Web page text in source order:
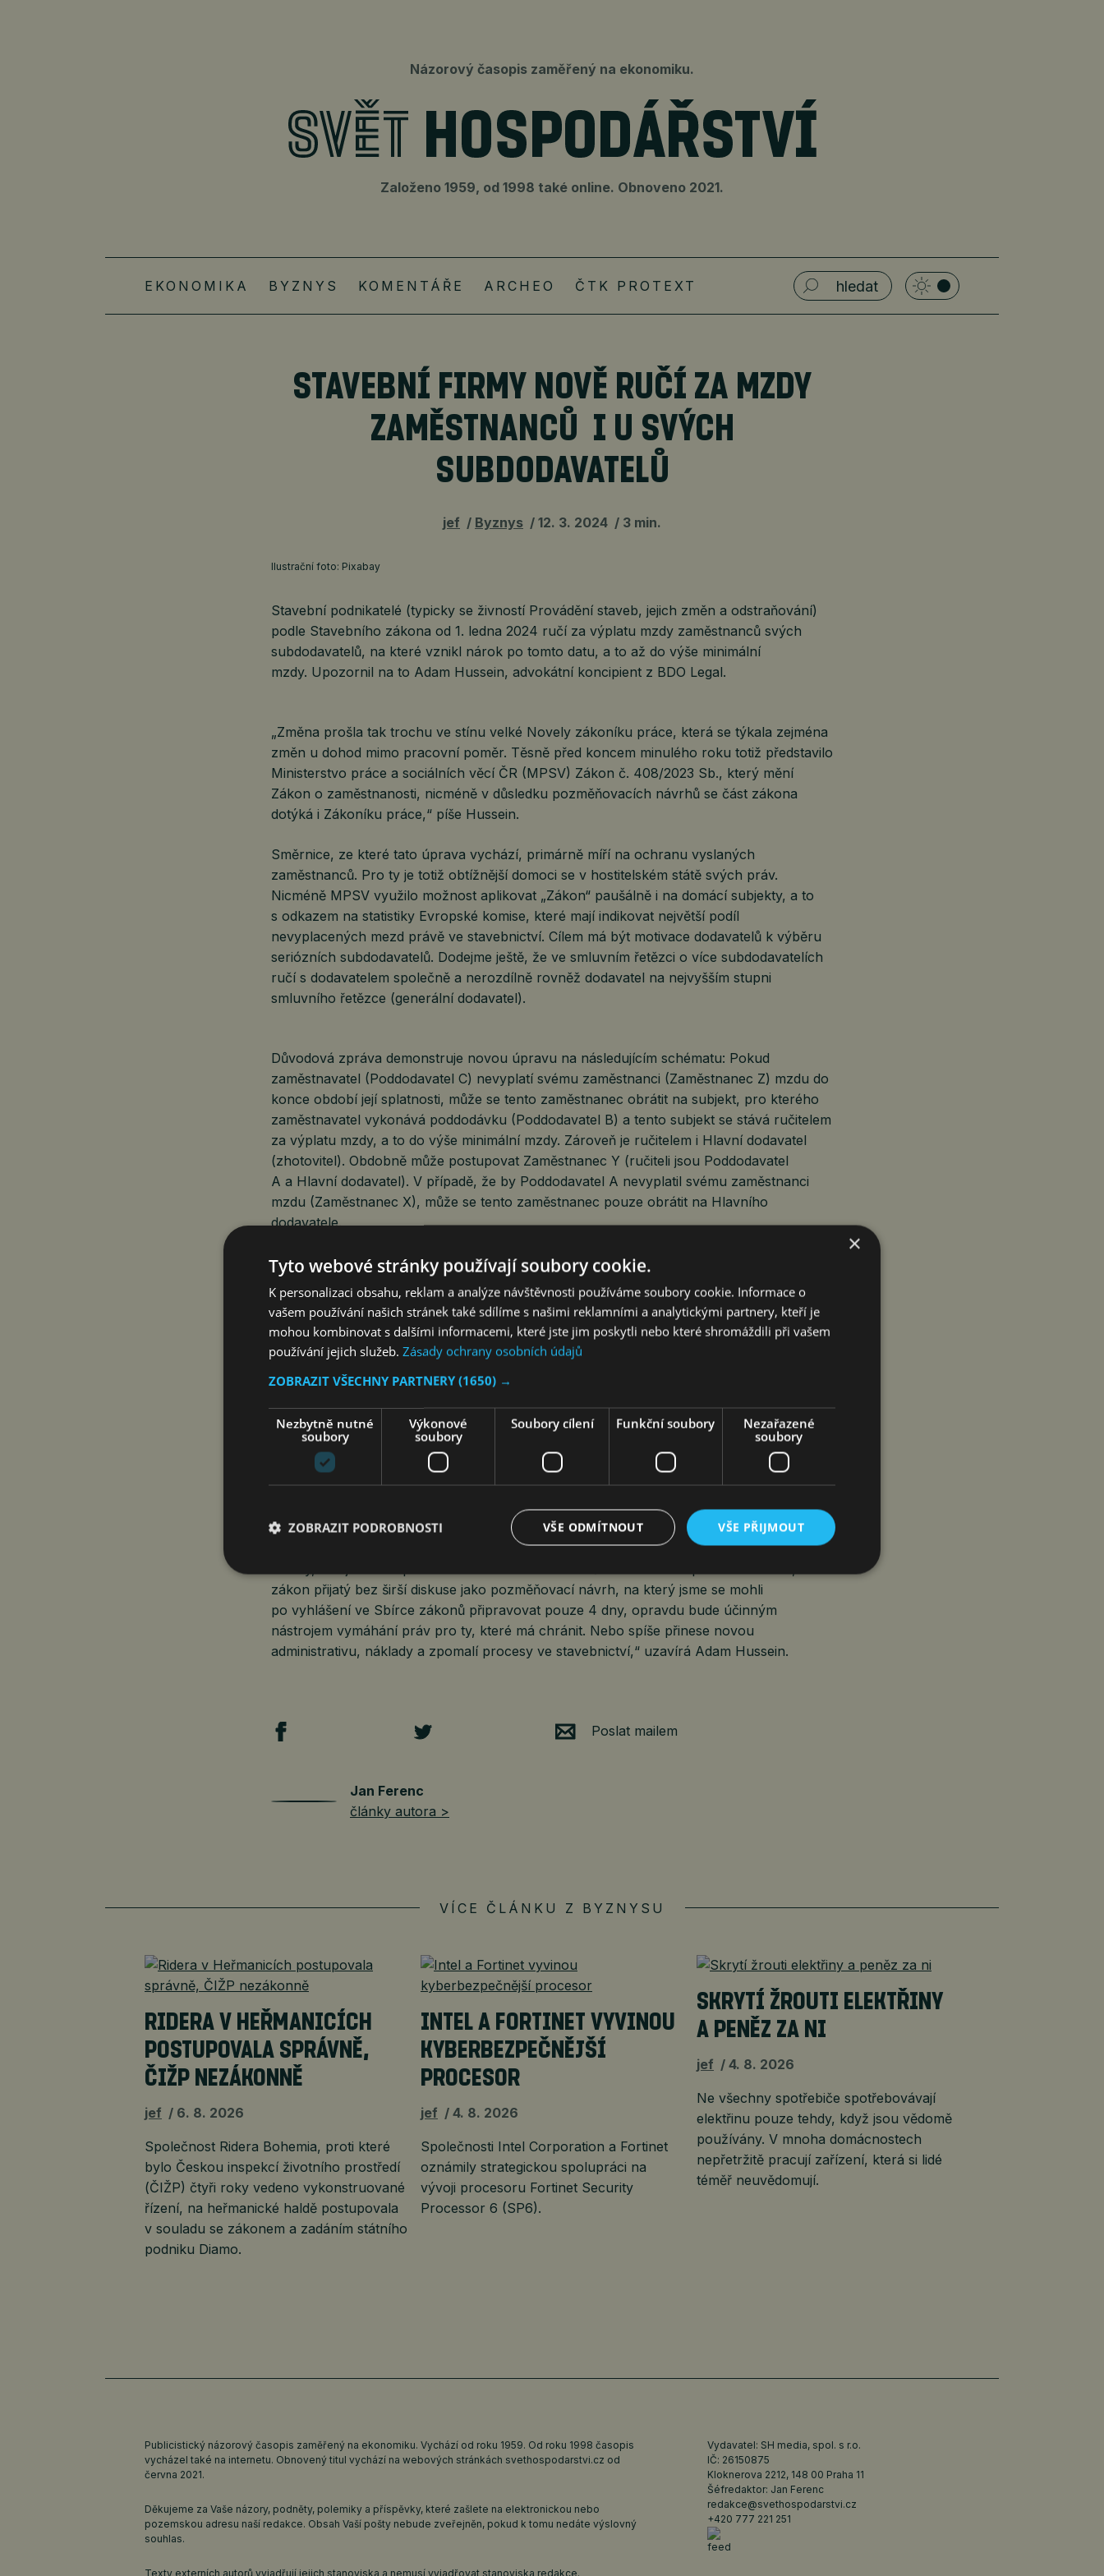
Názorový časopis zaměřený na ekonomiku.
Založeno 1959, od 1998 také online. Obnoveno 2021.
EKONOMIKA BYZNYS KOMENTÁŘE ARCHEO ČTK PROTEXT
STAVEBNÍ FIRMY NOVĚ RUČÍ ZA MZDY
ZAMĚSTNANCŮ I U SVÝCH
SUBDODAVATELŮ
jef Byznys 12. 3. 2024 3 min.
Ilustrační foto: Pixabay
Stavební podnikatelé (typicky se živností Provádění staveb, jejich změn a odstraňování)
podle Stavebního zákona od 1. ledna 2024 ručí za výplatu mzdy zaměstnanců svých
subdodavatelů, na které vznikl nárok po tomto datu, a to až do výše minimální
mzdy. Upozornil na to Adam Hussein, advokátní koncipient z BDO Legal.
„Změna prošla tak trochu ve stínu velké Novely zákoníku práce, která se týkala zejména
změn u dohod mimo pracovní poměr. Těsně před koncem minulého roku totiž představilo
Ministerstvo práce a sociálních věcí ČR (MPSV) Zákon č. 408/2023 Sb., který mění
Zákon o zaměstnanosti, nicméně v důsledku pozměňovacích návrhů se část zákona
dotýká i Zákoníku práce,“ píše Hussein.
Směrnice, ze které tato úprava vychází, primárně míří na ochranu vyslaných
zaměstnanců. Pro ty je totiž obtížnější domoci se v hostitelském státě svých práv.
Nicméně MPSV využilo možnost aplikovat „Zákon“ paušálně i na domácí subjekty, a to
s odkazem na statistiky Evropské komise, které mají indikovat největší podíl
nevyplacených mezd právě ve stavebnictví. Cílem má být motivace dodavatelů k výběru
seriózních subdodavatelů. Dodejme ještě, že ve smluvním řetězci o více subdodavatelích
ručí s dodavatelem společně a nerozdílně rovněž dodavatel na nejvyšším stupni
smluvního řetězce (generální dodavatel).
Důvodová zpráva demonstruje novou úpravu na následujícím schématu: Pokud
zaměstnavatel (Poddodavatel C) nevyplatí svému zaměstnanci (Zaměstnanec Z) mzdu do
konce období její splatnosti, může se tento zaměstnanec obrátit na subjekt, pro kterého
zaměstnavatel vykonává poddodávku (Poddodavatel B) a tento subjekt se stává ručitelem
za výplatu mzdy, a to do výše minimální mzdy. Zároveň je ručitelem i Hlavní dodavatel
(zhotovitel). Obdobně může postupovat Zaměstnanec Y (ručiteli jsou Poddodavatel
A a Hlavní dodavatel). V případě, že by Poddodavatel A nevyplatil svému zaměstnanci
mzdu (Zaměstnanec X), může se tento zaměstnanec pouze obrátit na Hlavního
dodavatele.
V případě nevyplacení mzdy zaměstnavatelem v období splatnosti může zaměstnanec
písemně vyzvat ručitele k jejímu vyplacení. Výzva zaměstnance vůči ručiteli musí
obsahovat stanovený výčet údajů tak, aby bylo možné splnit ručitelský závazek. Tyto
údaje zahrnují např. označení zaměstnance a zaměstnavatele, druh vykonávané práce,
období, za které uplatňuje mzdové nároky nebo i údaje potřebné pro výpočet odvodů.
Zároveň je povinností ručitele uhradit mzdové nároky do 10 dnů od obdržení výzvy,
včetně odvodů a taktéž informovat zaměstnavatele o výši vyplacených částek. Jestliže
dotčený zaměstnanec neučiní výzvu do 3 měsíců od splatnosti, právo uplatnit nárok
u ručitele zaniká. Prakticky tak zaměstnanec subdodavatele může dodavatele vyzvat
k uhrazení nevyplacené mzdy i 4 měsíce po dokončení příslušné subdodávky.
„Nelze pochybovat o tom, že novela s sebou přináší do praxe řadu nových
administrativních povinností. Zároveň, čím širší bude ručení, tím větší bude tlak na jeho
promítnutí do ceny jako tzv. rizikovou přirážku. Zdražit by tak mohly zejména velké
zákon přijatý bez širší diskuse jako pozměňovací návrh, na který jsme se mohli
po vyhlášení ve Sbírce zákonů připravovat pouze 4 dny, opravdu bude účinným
nástrojem vymáhání práv pro ty, které má chránit. Nebo spíše přinese novou
administrativu, náklady a zpomalí procesy ve stavebnictví,“ uzavírá Adam Hussein.
Poslat mailem
Jan Ferenc
články autora >
VÍCE ČLÁNKU Z BYZNYSU
RIDERA V HEŘMANICÍCH
POSTUPOVALA SPRÁVNĚ,
ČIŽP NEZÁKONNĚ
jef 6. 8. 2026
Společnost Ridera Bohemia, proti které
bylo Českou inspekcí životního prostředí
(ČIŽP) čtyři roky vedeno vykonstruované
řízení, na heřmanické haldě postupovala
v souladu se zákonem a zadáním státního
podniku Diamo.
INTEL A FORTINET VYVINOU
KYBERBEZPEČNĚJŠÍ
PROCESOR
jef 4. 8. 2026
Společnosti Intel Corporation a Fortinet
oznámily strategickou spolupráci na
vývoji procesoru Fortinet Security
Processor 6 (SP6).
SKRYTÍ ŽROUTI ELEKTŘINY
A PENĚZ ZA NI
jef 4. 8. 2026
Ne všechny spotřebiče spotřebovávají
elektřinu pouze tehdy, když jsou vědomě
používány. V mnoha domácnostech
nepřetržitě pracují zařízení, která si lidé
téměř neuvědomují.
Publicistický názorový časopis zaměřený na ekonomiku. Vychází od roku 1959. Od roku 1998 časopis
vycházel také na internetu. Obnovený titul vychází na webových stránkách svethospodarstvi.cz od
června 2021.
Děkujeme za Vaše názory, podněty, polemiky a příspěvky, které zašlete na elektronickou nebo
pozemskou adresu naší redakce. Obsah Vaší pošty nebude zveřejněn, pokud k tomu nedáte výslovný
souhlas.
Texty externích autorů vyjadřují jejich stanoviska a nemusí vyjadřovat stanoviska redakce.
Vydavatel: SH media, spol. s r.o.
IČ: 26150875
Kloknerova 2212, 148 00 Praha 11
Šéfredaktor: Jan Ferenc
redakce@svethospodarstvi.cz
+420 777 221 251
×
Tyto webové stránky používají soubory cookie.
K personalizaci obsahu, reklam a analýze návštěvnosti používáme soubory cookie. Informace o
vašem používání našich stránek také sdílíme s našimi reklamními a analytickými partnery, kteří je
mohou kombinovat s dalšími informacemi, které jste jim poskytli nebo které shromáždili při vašem
používání jejich služeb. Zásady ochrany osobních údajů
ZOBRAZIT VŠECHNY PARTNERY (1650) →
Nezbytně nutné
soubory
Výkonové
soubory
Soubory cílení Funkční soubory
Nezařazené
soubory
VŠE PŘIJMOUT
VŠE ODMÍTNOUT
ZOBRAZIT PODROBNOSTI